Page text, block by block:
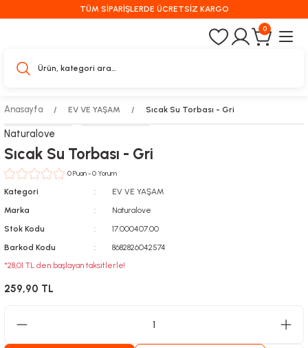
TÜM SİPARİŞLERDE ÜCRETSİZ KARGO
0
Anasayfa EV VE YAŞAM Sıcak Su Torbası - Gri
Naturalove
Sıcak Su Torbası - Gri
0 Puan - 0 Yorum
Kategori
EV VE YAŞAM
Marka
Naturalove
Stok Kodu
17.000407.00
Barkod Kodu
8682826042574
*28,01 TL den başlayan taksitlerle!
259,90 TL